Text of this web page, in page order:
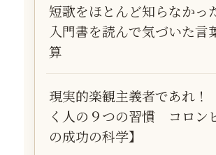
短歌をほとんど知らなかっ
入門書を読んで気づいた言
算
現実的楽観主義者であれ！
く人の９つの習慣 コロン
の成功の科学】